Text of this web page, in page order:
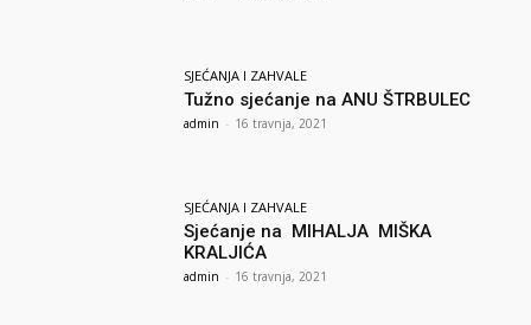
SJEĆANJA I ZAHVALE
Tužno sjećanje na ANU ŠTRBULEC
admin - 16 travnja, 2021
SJEĆANJA I ZAHVALE
Sjećanje na MIHALJA MIŠKA
KRALJIĆA
admin - 16 travnja, 2021